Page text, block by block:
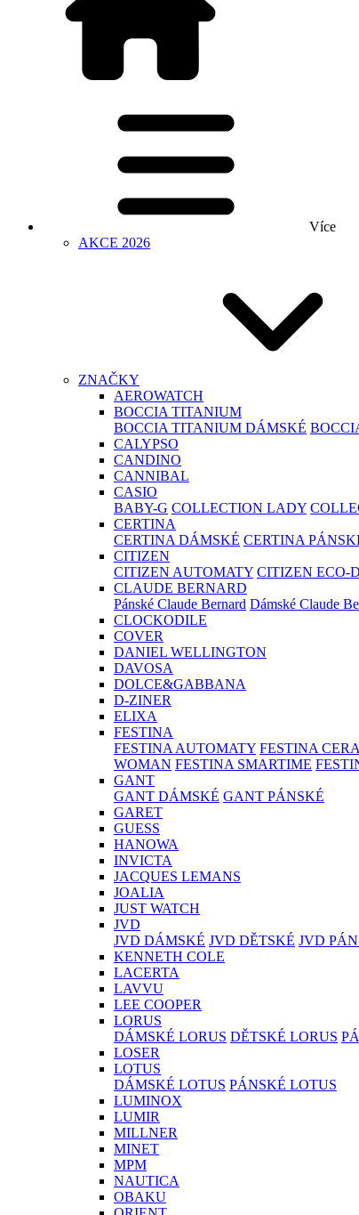
Více
AKCE 2026
ZNAČKY
AEROWATCH
BOCCIA TITANIUM
BOCCIA TITANIUM DÁMSKÉ
CALYPSO
CANDINO
CANNIBAL
CASIO
BABY-G COLLECTION LADY
CERTINA
CERTINA DÁMSKÉ CERTINA
CITIZEN
CITIZEN AUTOMATY CITIZEN ECO-
CLAUDE BERNARD
Pánské Claude Bernard Dámské Claude
CLOCKODILE
COVER
DANIEL WELLINGTON
DAVOSA
DOLCE&GABBANA
D-ZINER
ELIXA
FESTINA
FESTINA AUTOMATY FESTINA
WOMAN FESTINA SMARTIME
GANT
GANT DÁMSKÉ GANT PÁNSKÉ
GARET
GUESS
HANOWA
INVICTA
JACQUES LEMANS
JOALIA
JUST WATCH
JVD
JVD DÁMSKÉ JVD DĚTSKÉ JVD
KENNETH COLE
LACERTA
LAVVU
LEE COOPER
LORUS
DÁMSKÉ LORUS DĚTSKÉ LORUS
LOSER
LOTUS
DÁMSKÉ LOTUS PÁNSKÉ LOTUS
LUMINOX
LUMIR
MILLNER
MINET
MPM
NAUTICA
OBAKU